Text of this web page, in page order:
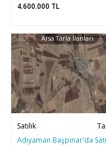
4.600.000 TL
Arsa Tarla İlanları
Satılık